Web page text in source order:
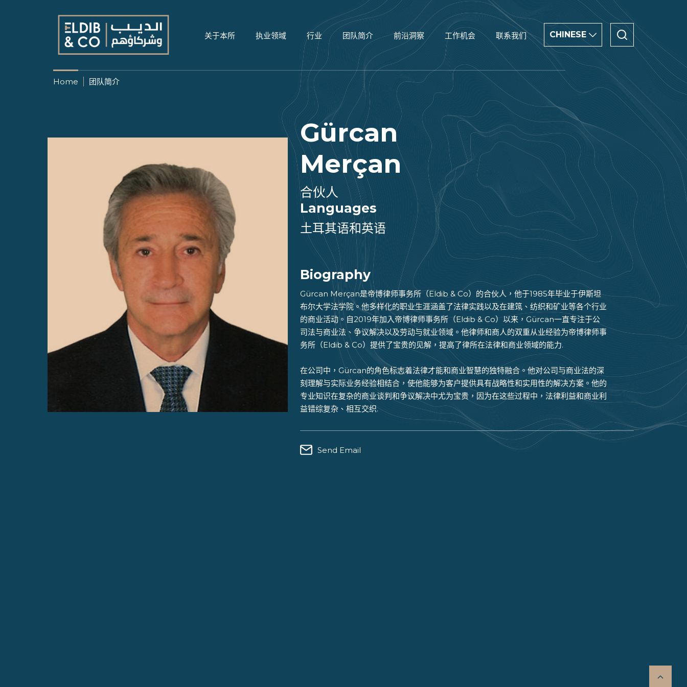
关于本所 执业领域 行业 团队简介 前沿洞察 工作机会 联系我们 CHINESE
ENGLISH
CHINESE
Home 团队简介
Gürcan
Merçan
合伙人
Languages
土耳其语和英语
Biography
Gürcan Merçan是帝博律师事务所（Eldib & Co）的合伙人，他于1985年毕业于伊斯坦
布尔大学法学院。他多样化的职业生涯涵盖了法律实践以及在建筑、纺织和矿业等各个行业
的商业活动。自2019年加入帝博律师事务所（Eldib & Co）以来，Gürcan一直专注于公
司法与商业法、争议解决以及劳动与就业领域。他律师和商人的双重从业经验为帝博律师事
务所（Eldib & Co）提供了宝贵的见解，提高了律所在法律和商业领域的能力.
在公司中，Gürcan的角色标志着法律才能和商业智慧的独特融合。他对公司与商业法的深
刻理解与实际业务经验相结合，使他能够为客户提供具有战略性和实用性的解决方案。他的
专业知识在复杂的商业谈判和争议解决中尤为宝贵，因为在这些过程中，法律利益和商业利
益错综复杂、相互交织.
Send Email